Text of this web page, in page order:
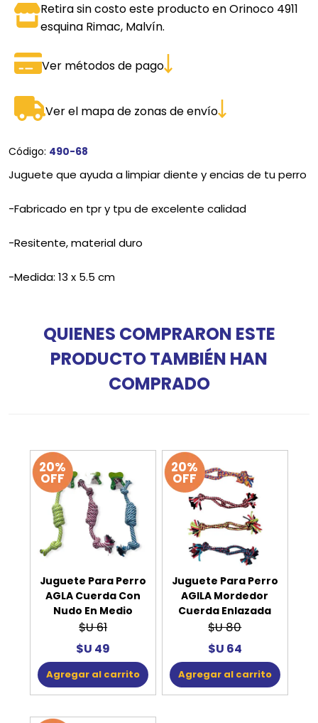
Retira sin costo este producto en Orinoco 4911
esquina Rimac, Malvín.
Ver métodos de pago
Ver el mapa de zonas de envío
Código: 490-68
Juguete que ayuda a limpiar diente y encias de tu perro
-Fabricado en tpr y tpu de excelente calidad
-Resitente, material duro
-Medida: 13 x 5.5 cm
QUIENES COMPRARON ESTE
PRODUCTO TAMBIÉN HAN
COMPRADO
20%
OFF
Juguete Para Perro
AGLA Cuerda Con
Nudo En Medio
$U 61
$U 49
Agregar al carrito
20%
OFF
Juguete Para Perro
AGILA Mordedor
Cuerda Enlazada
$U 80
$U 64
Agregar al carrito